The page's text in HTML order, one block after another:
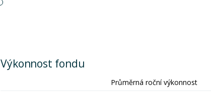
Výkonnost fondu
Průměrná roční výkonnost